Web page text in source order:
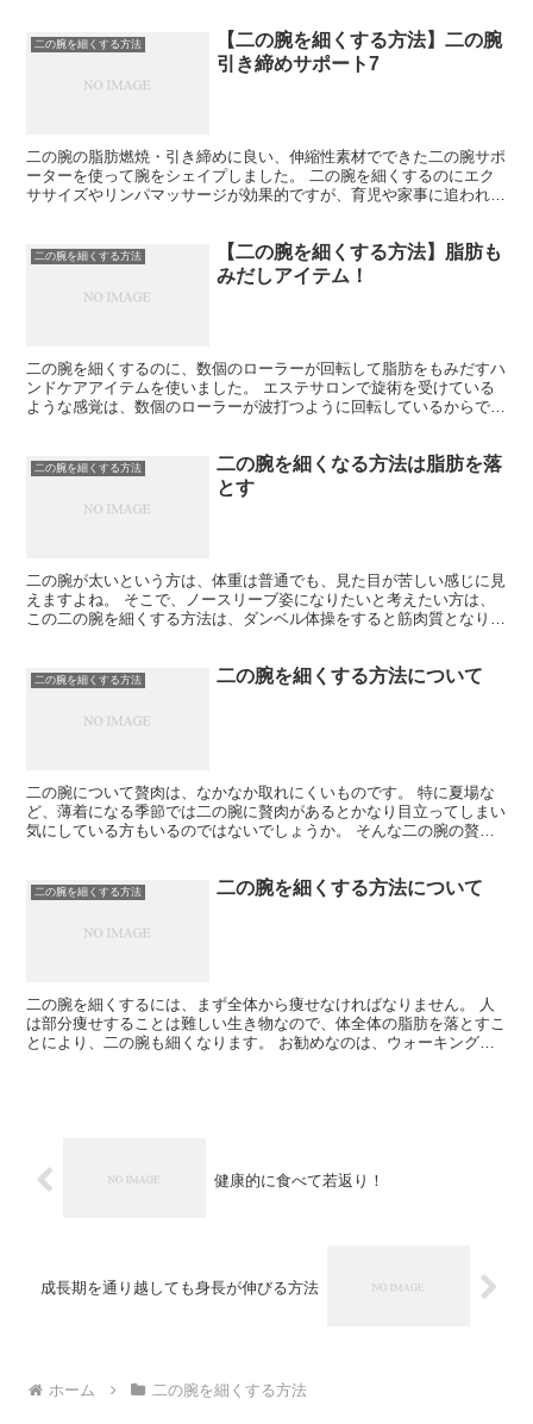
二の腕を細くする方法
【二の腕を細くする方法】二の腕
引き締めサポート7
二の腕の脂肪燃焼・引き締めに良い、伸縮性素材でできた二の腕サポ
ーターを使って腕をシェイプしました。 二の腕を細くするのにエク
ササイズやリンパマッサージが効果的ですが、育児や家事に追われて
二の腕を細くする方法
【二の腕を細くする方法】脂肪も
みだしアイテム！
二の腕を細くするのに、数個のローラーが回転して脂肪をもみだすハ
ンドケアアイテムを使いました。 エステサロンで旋術を受けている
ような感覚は、数個のローラーが波打つように回転しているからです
二の腕を細くする方法
二の腕を細くなる方法は脂肪を落
とす
二の腕が太いという方は、体重は普通でも、見た目が苦しい感じに見
えますよね。 そこで、ノースリーブ姿になりたいと考えたい方は、
この二の腕を細くする方法は、ダンベル体操をすると筋肉質となり、
二の腕を細くする方法 二の腕を細くする方法について
二の腕について贅肉は、なかなか取れにくいものです。 特に夏場な
ど、薄着になる季節では二の腕に贅肉があるとかなり目立ってしまい
気にしている方もいるのではないでしょうか。 そんな二の腕の贅肉
二の腕を細くする方法 二の腕を細くする方法について
二の腕を細くするには、まず全体から痩せなければなりません。 人
は部分痩せすることは難しい生き物なので、体全体の脂肪を落とすこ
とにより、二の腕も細くなります。 お勧めなのは、ウォーキングで
健康的に食べて若返り！
成長期を通り越しても身長が伸びる方法
ホーム 二の腕を細くする方法